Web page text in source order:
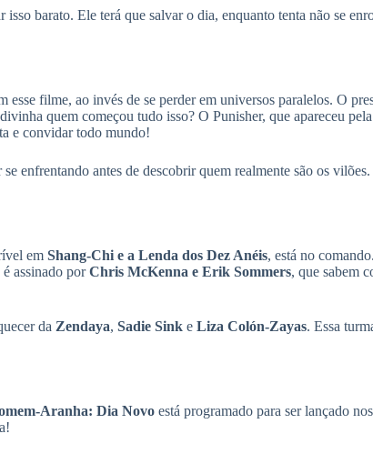
barato. Ele terá que salvar o dia, enquanto tenta não se
filme, ao invés de se perder em universos paralelos. O
quem começou tudo isso? O Punisher, que apareceu
e convidar todo mundo!
enfrentando antes de descobrir quem realmente são os
em Shang-Chi e a Lenda dos Dez Anéis, está no
assinado porChris McKenna e Erik Sommers, que sabem
da Zendaya, Sadie Sink e Liza Colón-Zayas. Essa
Aranha: Dia Novo está programado para ser lançado